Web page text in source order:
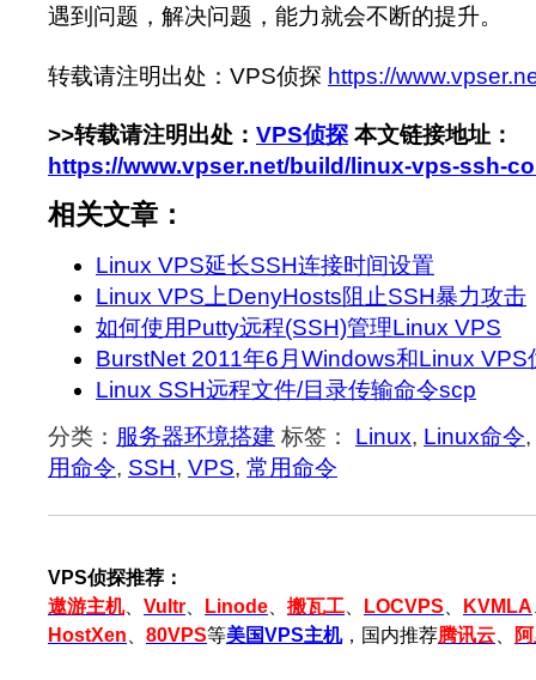
遇到问题，解决问题，能力就会不断的提升。
转载请注明出处：VPS侦探 https://
>>转载请注明出处： VPS侦探 本文链接地址：
https://www.vpser.net/build/linux-vps-ssh-
相关文章：
Linux VPS延长SSH连接时间设置
Linux VPS上DenyHosts阻止SSH暴力攻击
如何使用Putty远程(SSH)管理Linux VPS
BurstNet 2011年6月Windows和Linux VPS
Linux SSH远程文件/目录传输命令scp
分类： 服务器环境搭建 标签： Linux, Linux命令,
用命令, SSH, VPS, 常用命令
VPS侦探推荐：
遨游主机、 Vultr Linode 搬瓦工 LOCVPS KVMLA
HostXen
80VPS等美国VPS主机，国内推荐腾讯云